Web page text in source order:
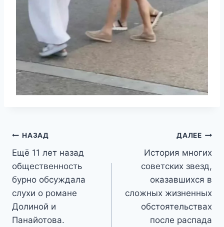
Навигация
по
записям
НАЗАД
Ещё 11 лет назад
общественность
бурно обсуждала
слухи о романе
Долиной и
Панайотова.
ДАЛЕЕ
История многих
советских звезд,
оказавшихся в
сложных жизненных
обстоятельствах
после распада